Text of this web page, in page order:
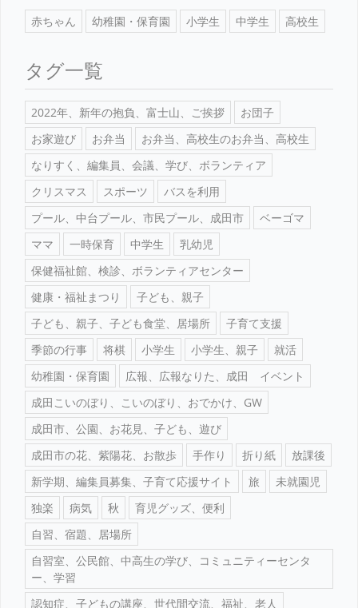
赤ちゃん 幼稚園・保育園 小学生 中学生 高校生
タグ一覧
2022年、新年の抱負、富士山、ご挨拶
お団子
お家遊び
お弁当
お弁当、高校生のお弁当、高校生
なりすく、編集員、会議、学び、ボランティア
クリスマス
スポーツ
バスを利用
プール、中台プール、市民プール、成田市
ベーゴマ
ママ
一時保育 中学生
乳幼児
保健福祉館、検診、ボランティアセンター
健康・福祉まつり
子ども、親子
子ども、親子、子ども食堂、居場所
子育て支援
季節の行事
将棋 小学生 小学生、親子
就活
幼稚園・保育園
広報、広報なりた、成田 イベント
成田こいのぼり、こいのぼり、おでかけ、GW
成田市、公園、お花見、子ども、遊び
成田市の花、紫陽花、お散歩
手作り 折り紙
放課後
新学期、編集員募集、子育て応援サイト
旅
未就園児
独楽
病気 秋
育児グッズ、便利
自習、宿題、居場所
自習室、公民館、中高生の学び、コミュニティーセンタ
ー、学習
認知症、子どもの講座、世代間交流、福祉、老人